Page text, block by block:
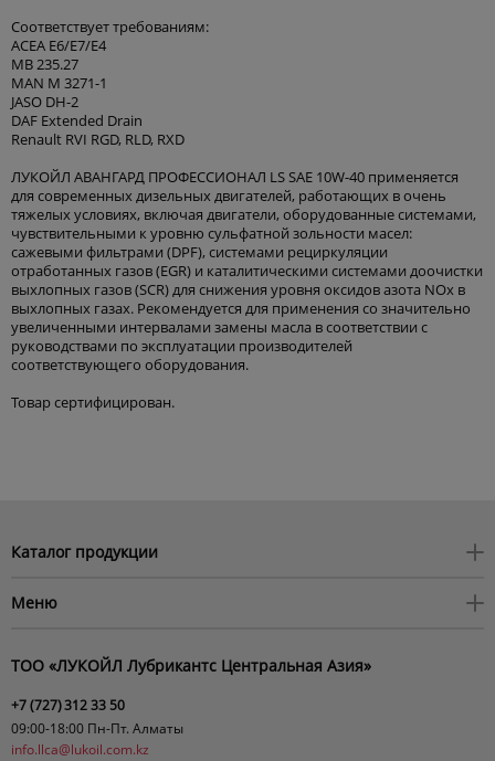
Соответствует требованиям:
ACEA E6/E7/E4
MB 235.27
MAN M 3271-1
JASO DH-2
DAF Extended Drain
Renault RVI RGD, RLD, RXD
ЛУКОЙЛ АВАНГАРД ПРОФЕССИОНАЛ LS SAE 10W-40 применяется
для современных дизельных двигателей, работающих в очень
тяжелых условиях, включая двигатели, оборудованные системами,
чувствительными к уровню сульфатной зольности масел:
сажевыми фильтрами (DPF), системами рециркуляции
отработанных газов (EGR) и каталитическими системами доочистки
выхлопных газов (SCR) для снижения уровня оксидов азота NOx в
выхлопных газах. Рекомендуется для применения со значительно
увеличенными интервалами замены масла в соответствии с
руководствами по эксплуатации производителей
соответствующего оборудования.
Товар сертифицирован.
ТОО «ЛУКОЙЛ Лубрикантс Центральная Азия»
+7 (727)312 33 50
09:00-18:00 Пн-Пт. Алматы
info.llca@lukoil.com.kz
Каталог продукции
Тормозные жидкости
Автохимия
Меню
Акция 4+1
Испытательная Лаборатория
Одобрения производителей